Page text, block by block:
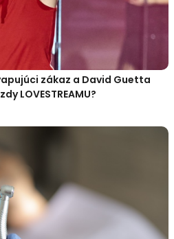
zákaz a David Guetta
LOVESTREAMU?